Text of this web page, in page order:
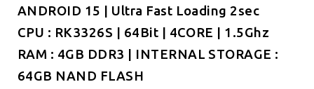
€319.00.
ANDROID 15 | Ultra Fast Loading 2sec
CPU : RK3326S | 64Bit | 4CORE | 1.5Ghz
RAM : 4GB DDR3 | INTERNAL STORAGE :
64GB NAND FLASH